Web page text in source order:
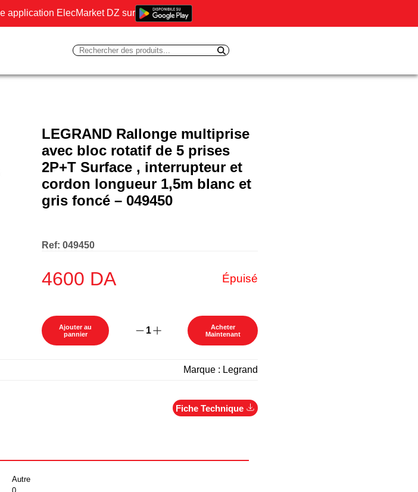
application ElecMarket DZ sur
LEGRAND Rallonge multiprise
avec bloc rotatif de 5 prises
2P+T Surface , interrupteur et
cordon longueur 1,5m blanc et
gris foncé – 049450
Ref: 049450
4600 DA Épuisé
Ajouter au
pannier
1
Acheter
Maintenant
Marque : Legrand
Fiche Technique
Autre